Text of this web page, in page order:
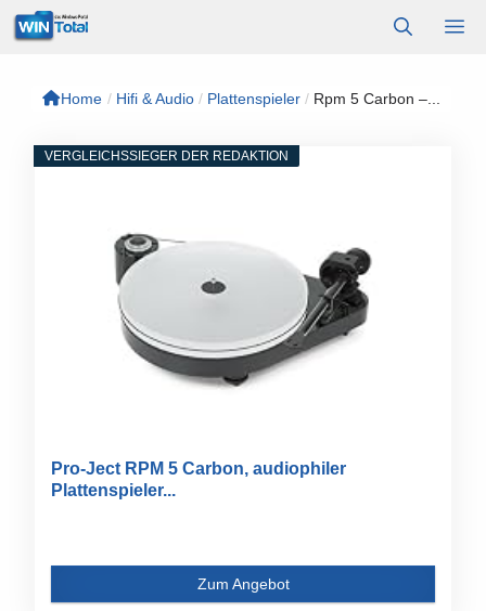
Zum
Inhalt
Home / Hifi & Audio / Plattenspieler / Rpm 5 Carbon –...
VERGLEICHSSIEGER DER REDAKTION
Pro-Ject RPM 5 Carbon, audiophiler
Plattenspieler...
Zum Angebot